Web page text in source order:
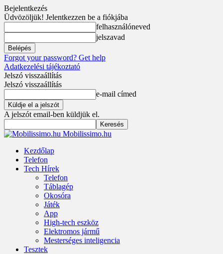
Bejelentkezés
Üdvözöljük! Jelentkezzen be a fiókjába
felhasználóneved
jelszavad
Forgot your password? Get help
Adatkezelési tájékoztató
Jelszó visszaállítás
Jelszó visszaállítás
e-mail címed
A jelszót email-ben küldjük el.
Mobilissimo.hu
Kezdőlap
Telefon
Tech Hírek
Telefon
Táblagép
Okosóra
Játék
App
High-tech eszköz
Elektromos jármű
Mesterséges inteligencia
Tesztek